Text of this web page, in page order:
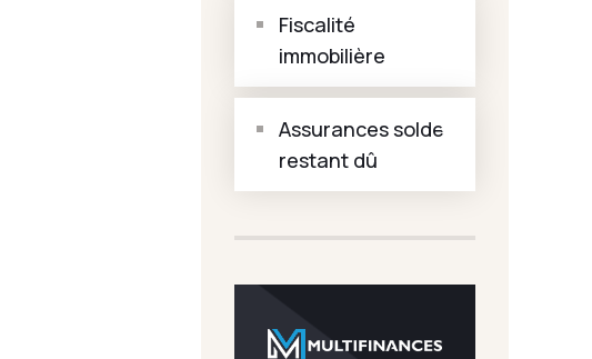
Fiscalité
immobilière
Assurances solde
restant dû